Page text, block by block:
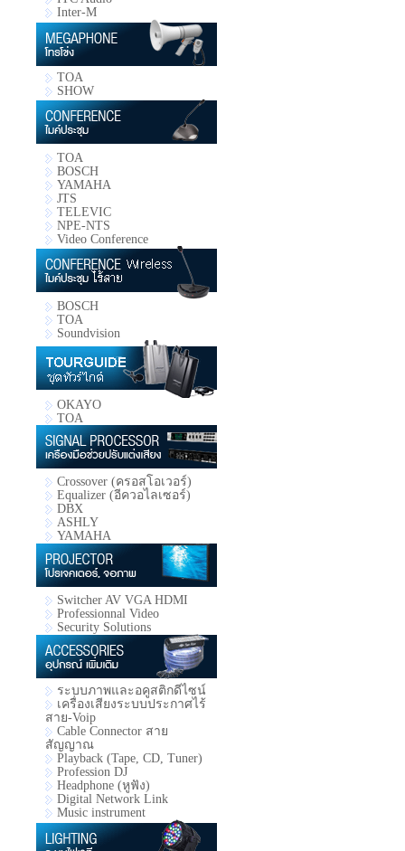
Inter-M
TOA
SHOW
TOA
BOSCH
YAMAHA
JTS
TELEVIC
NPE-NTS
Video Conference
BOSCH
TOA
Soundvision
OKAYO
TOA
Crossover (ครอสโอเวอร์)
Equalizer (อีควอไลเซอร์)
DBX
ASHLY
YAMAHA
Switcher AV VGA HDMI
Professionnal Video
Security Solutions
ระบบภาพและอคูสติกดีไซน์
เครื่องเสียงระบบประกาศไร้
สาย-Voip
Cable Connector สาย
สัญญาณ
Playback (Tape, CD, Tuner)
Profession DJ
Headphone (หูฟัง)
Digital Network Link
Music instrument